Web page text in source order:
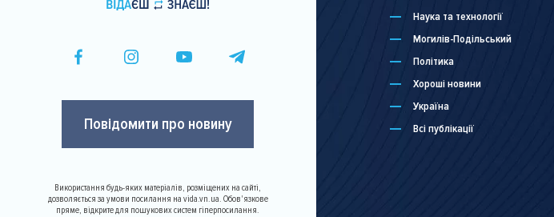
Повідомити про новину
Використання будь-яких матеріалів, розміщених на сайті,
дозволяється за умови посилання на vida.vn.ua. Обов'язкове
пряме, відкрите для пошукових систем гіперпосилання.
Наука та технології
Могилів-Подільський
Політика
Хороші новини
Україна
Всі публікації